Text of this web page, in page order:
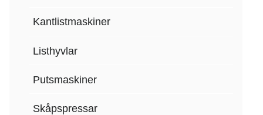
Kantlistmaskiner
Listhyvlar
Putsmaskiner
Skåpspressar